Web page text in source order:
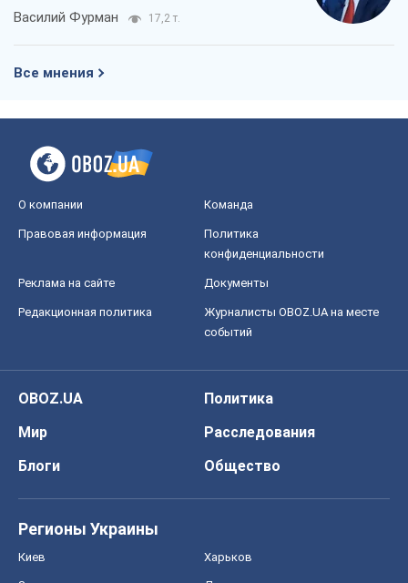
Василий Фурман 17,2 т.
Все мнения
О компании Команда
Правовая информация
Политика
конфиденциальности
Реклама на сайте Документы
Редакционная политика
Журналисты OBOZ.UA на месте
событий
OBOZ.UA
Политика
Мир
Расследования
Блоги
Общество
Регионы Украины
Киев Харьков